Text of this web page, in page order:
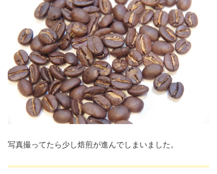
写真撮ってたら少し焙煎が進んでしまいました。